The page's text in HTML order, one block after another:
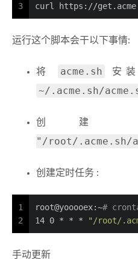
3
curl https://
运行这个脚本会干以下事情:
将 acme.sh 安
~/.acme.sh/
创建
"/root/.acme.sh/
创建定时任务 :
1
2
root@yooooex:~#
14 0 * * *
"/root/
手动更新